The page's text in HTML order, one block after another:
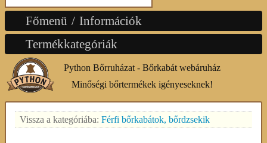
Főmenü / Információk
Termékkategóriák
Python Bőrruházat - Bőrkabát webáruház
Minőségi bőrtermékek igényeseknek!
Vissza a kategóriába: Férfi bőrkabátok, bőrdzsekik